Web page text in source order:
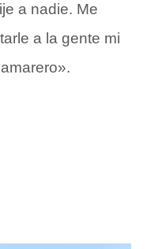
a nadie. Me
a la gente mi